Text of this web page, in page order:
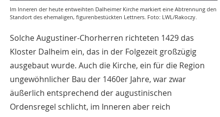
Im Inneren der heute entweihten Dalheimer Kirche markiert eine Abtrennung den
Standort des ehemaligen, figurenbestückten Lettners. Foto: LWL/Rakoczy.
Solche Augustiner-Chorherren richteten 1429 das
Kloster Dalheim ein, das in der Folgezeit großzügig
ausgebaut wurde. Auch die Kirche, ein für die Region
ungewöhnlicher Bau der 1460er Jahre, war zwar
äußerlich entsprechend der augustinischen
Ordensregel schlicht, im Inneren aber reich